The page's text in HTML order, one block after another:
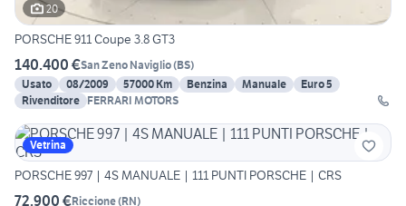
20
PORSCHE 911 Coupe 3.8 GT3
140.400 €San Zeno Naviglio(BS)
Usato
08/2009 57000 Km Benzina Manuale
Euro 5
Rivenditore FERRARI MOTORS
Vetrina
PORSCHE 997 | 4S MANUALE | 111 PUNTI PORSCHE | CRS
72.900 €Riccione(RN)